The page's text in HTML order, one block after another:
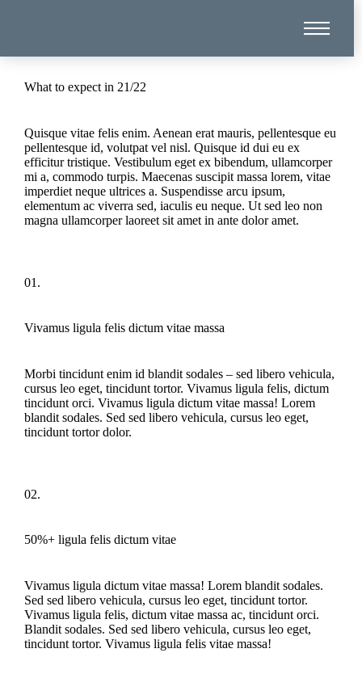
What to expect in 21/22
Quisque vitae felis enim. Aenean erat mauris, pellentesque eu
pellentesque id, volutpat vel nisl. Quisque id dui eu ex
efficitur tristique. Vestibulum eget ex bibendum, ullamcorper
mi a, commodo turpis. Maecenas suscipit massa lorem, vitae
imperdiet neque ultrices a. Suspendisse arcu ipsum,
elementum ac viverra sed, iaculis eu neque. Ut sed leo non
magna ullamcorper laoreet sit amet in ante dolor amet.
01.
Vivamus ligula felis dictum vitae massa
Morbi tincidunt enim id blandit sodales – sed libero vehicula,
cursus leo eget, tincidunt tortor. Vivamus ligula felis, dictum
tincidunt orci. Vivamus ligula dictum vitae massa! Lorem
blandit sodales. Sed sed libero vehicula, cursus leo eget,
tincidunt tortor dolor.
02.
50%+ ligula felis dictum vitae
Vivamus ligula dictum vitae massa! Lorem blandit sodales.
Sed sed libero vehicula, cursus leo eget, tincidunt tortor.
Vivamus ligula felis, dictum vitae massa ac, tincidunt orci.
Blandit sodales. Sed sed libero vehicula, cursus leo eget,
tincidunt tortor. Vivamus ligula felis vitae massa!